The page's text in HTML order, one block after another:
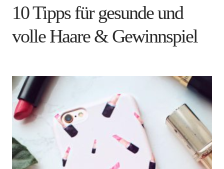
10 Tipps für gesunde und
volle Haare & Gewinnspiel